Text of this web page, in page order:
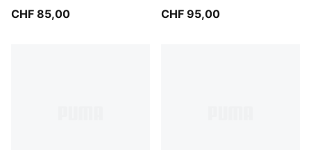
CHF 85,00 CHF 95,00